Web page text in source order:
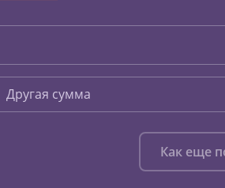
Другая сумма
Как еще